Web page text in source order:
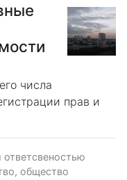
числа
прав и
общество